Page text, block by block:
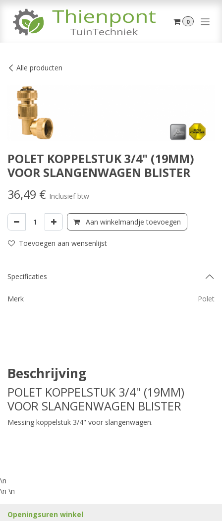
0
Alle producten
POLET KOPPELSTUK 3/4" (19MM)
VOOR SLANGENWAGEN BLISTER
36,49 € Inclusief btw
Aan winkelmandje toevoegen
Toevoegen aan wensenlijst
Specificaties
Merk Polet
Beschrijving
POLET KOPPELSTUK 3/4" (19MM)
VOOR SLANGENWAGEN BLISTER
Messing koppelstuk 3/4" voor slangenwagen.
\n
\n \n
Openingsuren winkel